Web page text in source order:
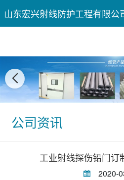
山东宏兴射线防护工程有限公
公司资讯
工业射线探伤铅门订
2020-